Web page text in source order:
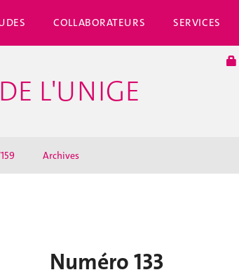
COLLABORATEURS SERVICES
L'UNIGE
Archives
Numéro 133